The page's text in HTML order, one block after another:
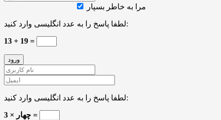
مرا به خاطر بسپار
لطفا پاسخ را به عدد انگلیسی وارد کنید:
13 + 19 =
لطفا پاسخ را به عدد انگلیسی وارد کنید:
3 × چهار =